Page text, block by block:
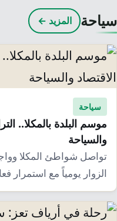
سياحة المزيد ←
سياحة
موسم البلدة بالمكلا..
والسياحة
تواصل شواطئ المكلا
الزوار يومياً مع استمرار